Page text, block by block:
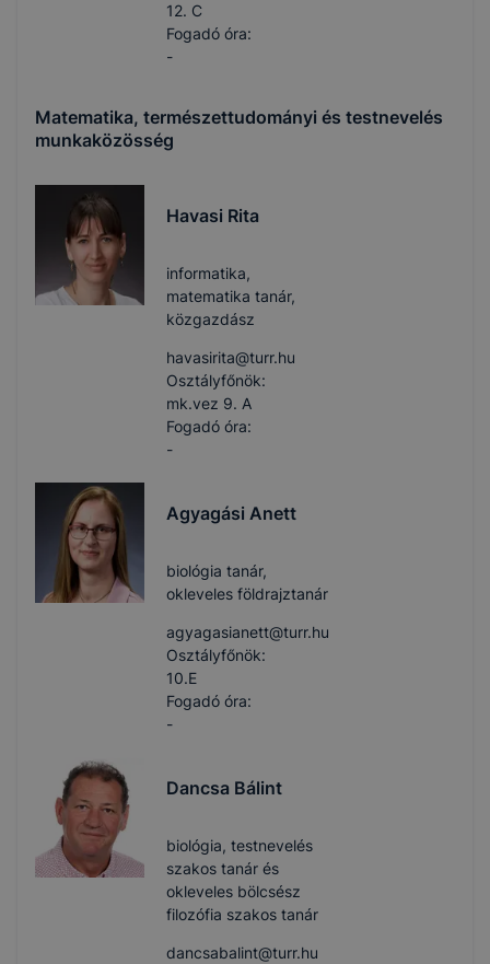
12. C
Fogadó óra:
-
Matematika, természettudományi és testnevelés
munkaközösség
Havasi Rita
informatika,
matematika tanár,
közgazdász
havasirita​@turr.hu
Osztályfőnök:
mk.vez 9. A
Fogadó óra:
-
Agyagási Anett
biológia tanár,
okleveles földrajztanár
agyagasianett​@turr.hu
Osztályfőnök:
10.E
Fogadó óra:
-
Dancsa Bálint
biológia, testnevelés
szakos tanár és
okleveles bölcsész
filozófia szakos tanár
dancsabalint​@turr.hu